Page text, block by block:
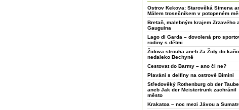
Ostrov Kekova: Starověká Simena
Málem trosečníkem v potopeném
Bretaň, malebným krajem Zrzavého a
Gauguina
Lago di Garda – dovolená pro
rodiny s dětmi
Židova strouha aneb Za Židy do
nedaleko Bechyně
Cestovat do Barmy – ano či ne?
Plavání s delfíny na ostrově Bimini
Středověký Rothenburg ob der
aneb Jak der Meistertrunk zachránil
město
Krakatoa – noc mezi Jávou a